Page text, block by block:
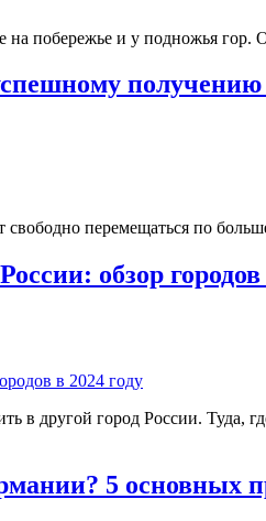
побережье и у подножья гор.
свободно перемещаться по
обзор городов
в другой город России. Туда,
5 основных